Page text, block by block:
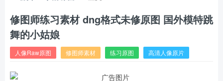
修图师练习素材 dng格式未修原图 国外模特跳
舞的小姑娘
人像Raw原图 修图师素材 练习原图 高清人像原片